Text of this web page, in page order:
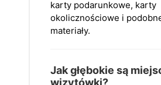
karty podarunkowe, karty
okolicznościowe i
materiały.
Jak głębokie są
wizytówki?